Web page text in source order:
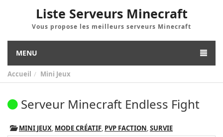
Liste Serveurs Minecraft
Vous propose les meilleurs serveurs Minecraft
MENU
Accueil Mini Jeux
Serveur Minecraft Endless Fight
MINI JEUX, MODE CRÉATIF, PVP FACTION,SURVIE